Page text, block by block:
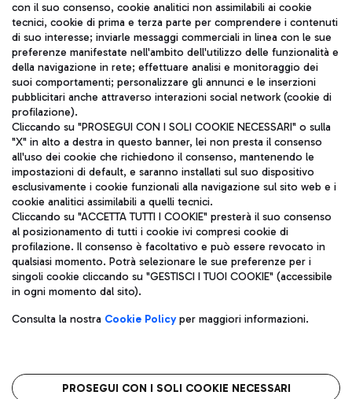
TRAVEL JOURNAL
ITA
Aeroporti di Roma S.p.A. - Società soggetta a direzione e
coordinamento di Mundys S.p.A.
Codice fiscale e Registro delle Imprese di Roma 13032990155 P.
IVA 06572251004
Capitale sociale 62.224.743,00 int. vers.
Sede legale: Via Pier Paolo Racchetti 1 - 00054 Fiumicino (RM)
telefono +39 06 65951
Privacy policy
Note legali
Roma FCO
L'aeroporto stellato
con il suo consenso, cookie analitici non assimilabili ai cookie
tecnici, cookie di prima e terza parte per comprendere i contenuti
di suo interesse; inviarle messaggi commerciali in linea con le sue
preferenze manifestate nell'ambito dell'utilizzo delle funzionalità e
della navigazione in rete; effettuare analisi e monitoraggio dei
suoi comportamenti; personalizzare gli annunci e le inserzioni
pubblicitari anche attraverso interazioni social network (cookie di
profilazione).
Cliccando su "PROSEGUI CON I SOLI COOKIE NECESSARI" o sulla
"X" in alto a destra in questo banner, lei non presta il consenso
all'uso dei cookie che richiedono il consenso, mantenendo le
impostazioni di default, e saranno installati sul suo dispositivo
esclusivamente i cookie funzionali alla navigazione sul sito web e i
cookie analitici assimilabili a quelli tecnici.
Cliccando su "ACCETTA TUTTI I COOKIE" presterà il suo consenso
al posizionamento di tutti i cookie ivi compresi cookie di
profilazione. Il consenso è facoltativo e può essere revocato in
qualsiasi momento. Potrà selezionare le sue preferenze per i
singoli cookie cliccando su "GESTISCI I TUOI COOKIE" (accessibile
in ogni momento dal sito).
Consulta la nostra Cookie Policyper maggiori informazioni.
PROSEGUI CON I SOLI COOKIE NECESSARI